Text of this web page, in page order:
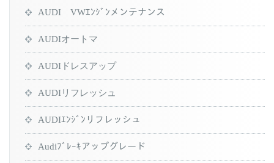
AUDI VWｴﾝｼﾞﾝメンテナンス
AUDIオートマ
AUDIドレスアップ
AUDIリフレッシュ
AUDIｴﾝｼﾞﾝリフレッシュ
Audiﾌﾞﾚｰｷアップグレード